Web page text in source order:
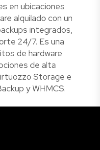
en ubicaciones
alquilado con un
integrados,
24/7. Es una
de hardware
de alta
Storage e
y WHMCS.